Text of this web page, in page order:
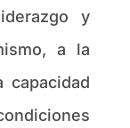
y
a la